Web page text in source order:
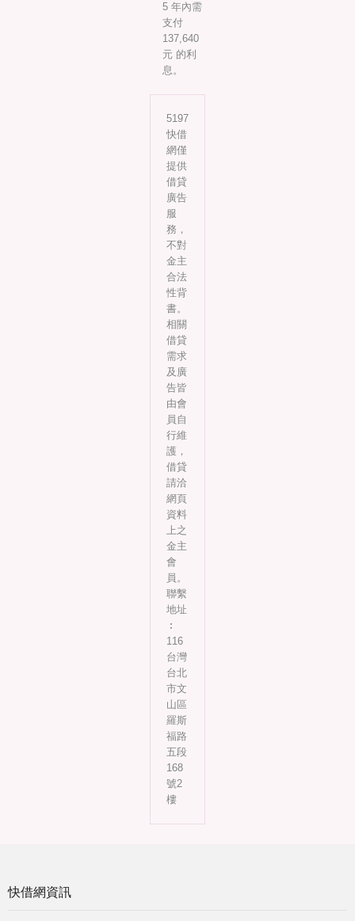
5 年內需
支付
137,640
元 的利
息。
5197
快借
網僅
提供
借貸
廣告
服
務，
不對
金主
合法
性背
書。
相關
借貸
需求
及廣
告皆
由會
員自
行維
護，
借貸
請洽
網頁
資料
上之
金主
會
員。
聯繫
地址
︰
116
台灣
台北
市文
山區
羅斯
福路
五段
168
號2
樓
快借網資訊